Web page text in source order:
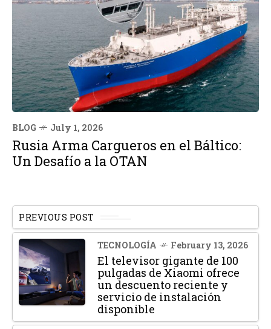
BLOG July 1, 2026
Rusia Arma Cargueros en el Báltico:
Un Desafío a la OTAN
PREVIOUS POST
TECNOLOGÍA February 13, 2026
El televisor gigante de 100
pulgadas de Xiaomi ofrece
un descuento reciente y
servicio de instalación
disponible